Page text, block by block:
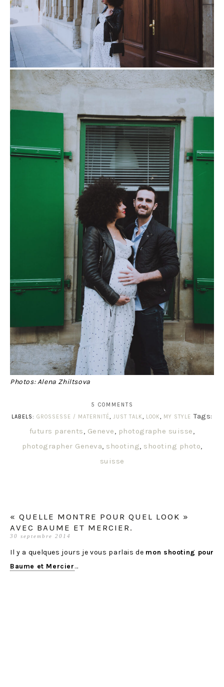
Photos: Alena Zhiltsova
5 COMMENTS
LABELS:GROSSESSE / MATERNITÉ,JUST TALK, LOOK, MY STYLE Tags:
futurs parents, Geneve, photographe suisse,
photographer Geneva, shooting, shooting photo,
suisse
« QUELLE MONTRE POUR QUEL LOOK »
AVEC BAUME ET MERCIER.
30 septembre 2014
Il y a quelques jours je vous parlais de mon shooting pour
Baume et Mercier…